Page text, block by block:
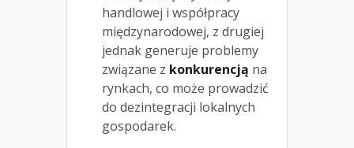
handlowej i współpracy
międzynarodowej, z drugiej
jednak generuje problemy
związane z konkurencją na
rynkach, co może prowadzić
do dezintegracji lokalnych
gospodarek.